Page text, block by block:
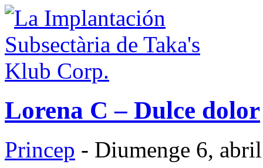
Lorena C – Dulce dolor
Princep - Diumenge 6,